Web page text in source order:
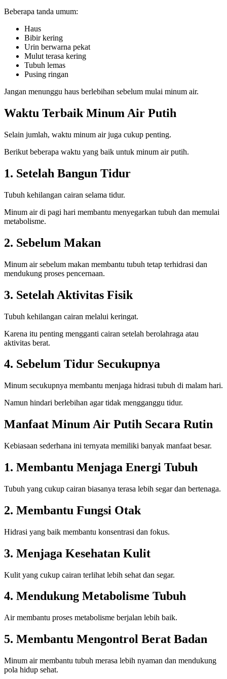
Beberapa tanda umum:
Haus
Bibir kering
Urin berwarna pekat
Mulut terasa kering
Tubuh lemas
Pusing ringan
Jangan menunggu haus berlebihan sebelum mulai minum air.
Waktu Terbaik Minum Air Putih
Selain jumlah, waktu minum air juga cukup penting.
Berikut beberapa waktu yang baik untuk minum air putih.
1. Setelah Bangun Tidur
Tubuh kehilangan cairan selama tidur.
Minum air di pagi hari membantu menyegarkan tubuh dan memulai
metabolisme.
2. Sebelum Makan
Minum air sebelum makan membantu tubuh tetap terhidrasi dan
mendukung proses pencernaan.
3. Setelah Aktivitas Fisik
Tubuh kehilangan cairan melalui keringat.
Karena itu penting mengganti cairan setelah berolahraga atau
aktivitas berat.
4. Sebelum Tidur Secukupnya
Minum secukupnya membantu menjaga hidrasi tubuh di malam hari.
Namun hindari berlebihan agar tidak mengganggu tidur.
Manfaat Minum Air Putih Secara Rutin
Kebiasaan sederhana ini ternyata memiliki banyak manfaat besar.
1. Membantu Menjaga Energi Tubuh
Tubuh yang cukup cairan biasanya terasa lebih segar dan bertenaga.
2. Membantu Fungsi Otak
Hidrasi yang baik membantu konsentrasi dan fokus.
3. Menjaga Kesehatan Kulit
Kulit yang cukup cairan terlihat lebih sehat dan segar.
4. Mendukung Metabolisme Tubuh
Air membantu proses metabolisme berjalan lebih baik.
5. Membantu Mengontrol Berat Badan
Minum air membantu tubuh merasa lebih nyaman dan mendukung
pola hidup sehat.